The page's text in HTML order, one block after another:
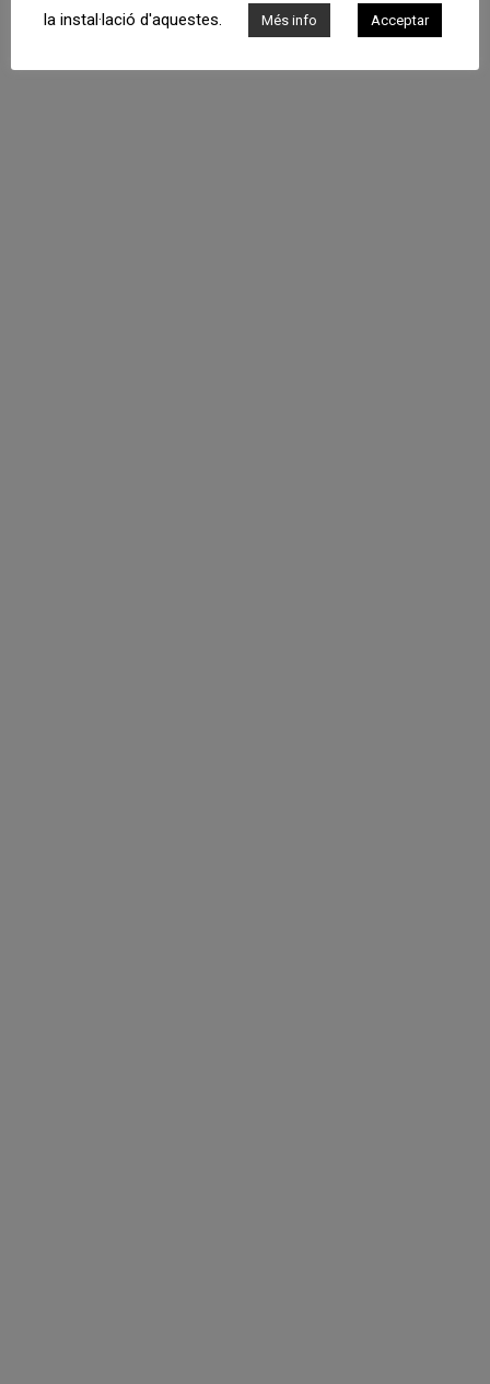
la instal·lació d'aquestes. Més info Acceptar